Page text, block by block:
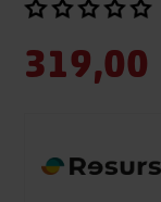
319,00